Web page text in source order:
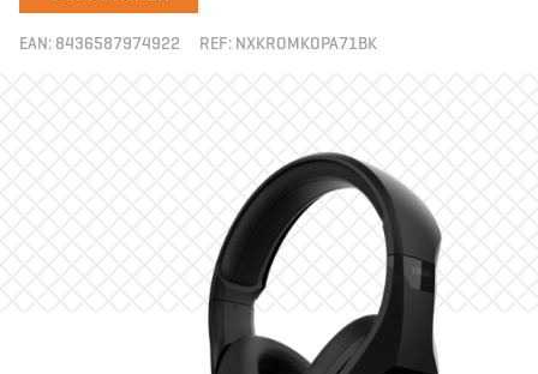
EAN: 8436587974922 REF: NXKROMKOPA71BK